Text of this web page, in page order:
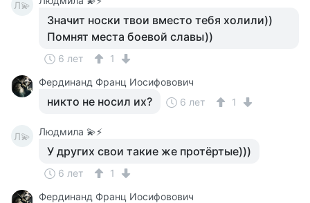
Л💫
Значит носки твои вместо тебя холили))
Помнят места боевой славы))
6 лет
1
Фердинанд Франц Иосифовович
никто не носил их? 6 лет 1
Л💫 Людмила 💫⚡
У других свои такие же протёртые)))
6 лет
1
Фердинанд Франц Иосифовович